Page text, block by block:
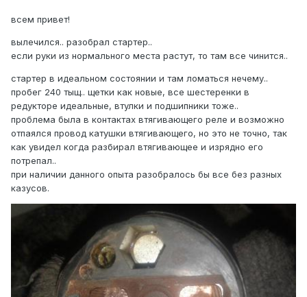
всем привет!
вылечился.. разобрал стартер..
если руки из нормального места растут, то там все чинится..
стартер в идеальном состоянии и там ломаться нечему..
пробег 240 тыщ.. щетки как новые, все шестеренки в
редукторе идеальные, втулки и подшипники тоже..
проблема была в контактах втягивающего реле и возможно
отпаялся провод катушки втягивающего, но это не точно, так
как увидел когда разбирал втягивающее и изрядно его
потрепал..
при наличии данного опыта разобралось бы все без разных
казусов.